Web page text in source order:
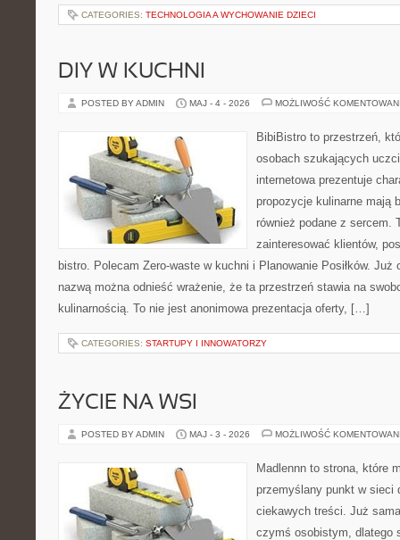
CATEGORIES: TECHNOLOGIA A WYCHOWANIE DZIECI
DIY W KUCHNI
POSTED BY ADMIN MAJ - 4 - 2026 MOŻLIWOŚĆ
BibiBistro to przestrzeń,
osobach szukających
internetowa prezentuje
propozycje kulinarne mają
również podane z sercem.
zainteresować klientów,
bistro. Polecam Zero-waste w kuchni i Planowanie Posiłków. Już
nazwą można odnieść wrażenie, że ta przestrzeń stawia na
kulinarnością. To nie jest anonimowa prezentacja oferty, […]
CATEGORIES: STARTUPY I INNOWATORZY
ŻYCIE NA WSI
POSTED BY ADMIN MAJ - 3 - 2026 MOŻLIWOŚĆ
Madlennn to strona, które
przemyślany punkt w sieci
ciekawych treści. Już
czymś osobistym, dlatego